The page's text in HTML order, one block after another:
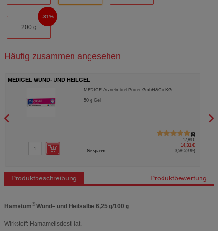
200 g
31%
Häufig zusammen angesehen
MEDIGEL WUND- UND HEILGEL
MEDICE Arzneimittel Pütter GmbH&Co.KG
50g Gel
6
17,89 €
14,31 €
Sie sparen 3,58 € (20%)
Produktbeschreibung Produktbewertung
Hametum®Wund– und Heilsalbe 6,25 g/100 g
Wirkstoff: Hamamelisdestillat.